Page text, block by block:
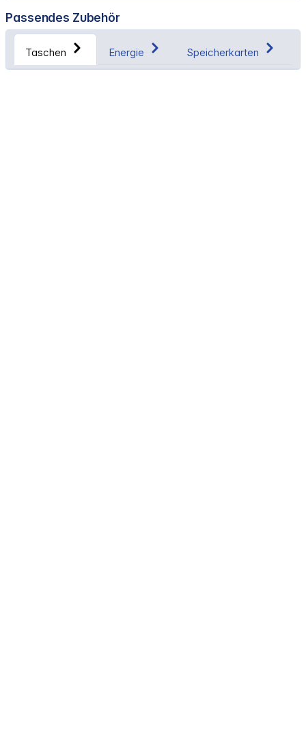
Passendes Zubehör
Taschen Energie Speicherkarten